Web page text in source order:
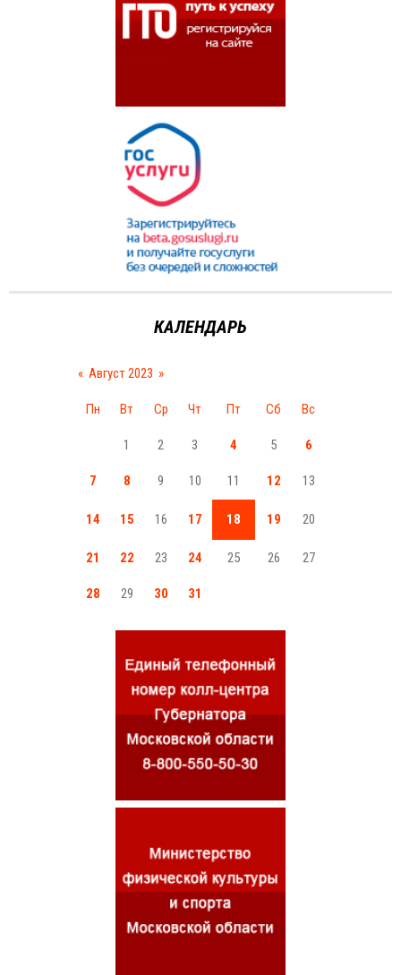
КАЛЕНДАРЬ
« Август 2023 »
Пн Вт Ср Чт Пт Сб Вс
1 2 3 4 5 6
7 8 9 10 11 12 13
14 15 16 17 18 19 20
21 22 23 24 25 26 27
28 29 30 31